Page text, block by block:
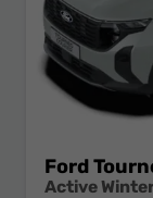
Ford
Active